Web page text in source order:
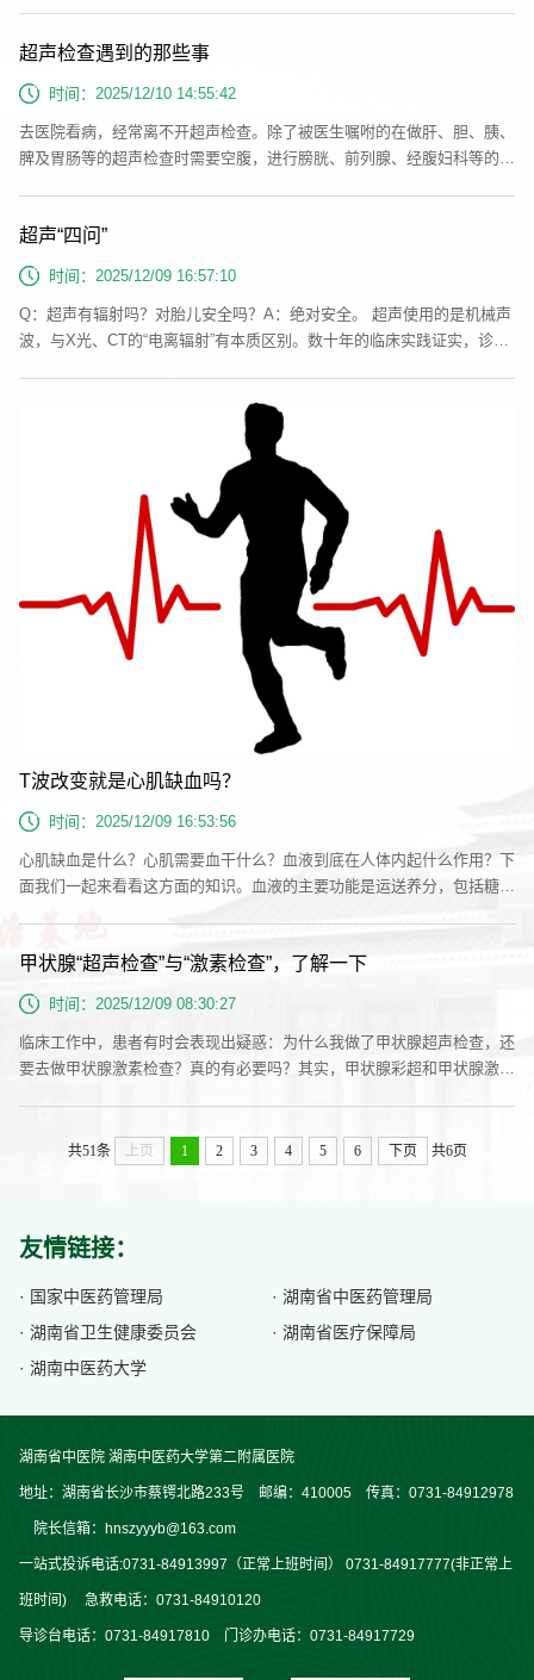
把心脏比作一座房子，那么心脏彩超是看房子的墙壁、门窗结构是否完
好，而心电图则是检查房子的“电路系统”是否通畅、规律。它操作简单、
价格低廉、没有...
超声检查遇到的那些事
时间：2025/12/10 14:55:42
去医院看病，经常离不开超声检查。除了被医生嘱咐的在做肝、胆、胰、
脾及胃肠等的超声检查时需要空腹，进行膀胱、前列腺、经腹妇科等的超
声检查室里，经常有患者问道“医生，我做的彩超怎么不是彩色的呀？是
不是搞错了？”事实上，彩超是应用不同的颜色来显示多普勒血流成像，
能量多普勒或...
超声“四问”
时间：2025/12/09 16:57:10
Q：超声有辐射吗？对胎儿安全吗？A：绝对安全。 超声使用的是机械声
波，与X光、CT的“电离辐射”有本质区别。数十年的临床实践证实，诊断
囊”，将肠管推开，才能看清后方的子宫、卵巢或前列腺。· 排空：检查妇
科经阴道超声或检查前列腺经直肠时，就需要排空膀胱，以免干扰。Q：
T波改变就是心肌缺血吗？
时间：2025/12/09 16:53:56
心肌缺血是什么？心肌需要血干什么？血液到底在人体内起什么作用？下
面我们一起来看看这方面的知识。血液的主要功能是运送养分，包括糖、
料，一个是燃料，最后形成了能量。心肌缺血时，心肌的能量就会不足。
很多人往往会误以为自己是心肌缺血。这是因为以前没有其他检查设备而
只有心电图检查时...
甲状腺“超声检查”与“激素检查”，了解一下
时间：2025/12/09 08:30:27
临床工作中，患者有时会表现出疑惑：为什么我做了甲状腺超声检查，还
要去做甲状腺激素检查？真的有必要吗？其实，甲状腺彩超和甲状腺激素
清结构照片。甲状腺激素检查是看“功能”，就像检测甲状腺这个“工厂”的
共51条 上页 1 2 3 4 5 6 下页 共6页
友情链接：
· 国家中医药管理局
· 湖南省中医药管理局
· 湖南省卫生健康委员会
· 湖南省医疗保障局
· 湖南中医药大学
湖南省中医院 湖南中医药大学第二附属医院
地址：湖南省长沙市蔡锷北路233号 邮编：410005 传真：0731-84912978
院长信箱：hnszyyyb@163.com
一站式投诉电话:0731-84913997（正常上班时间） 0731-84917777(非正常上
班时间) 急救电话：0731-84910120
导诊台电话：0731-84917810 门诊办电话：0731-84917729